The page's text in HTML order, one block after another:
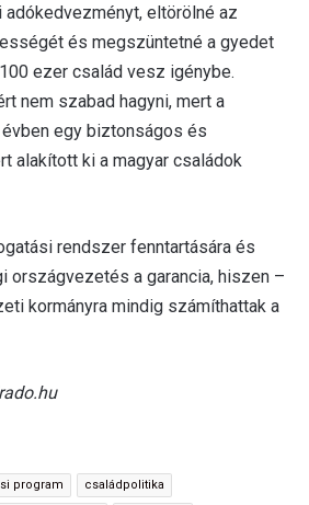
eltörölné az
és megszüntetné a gyedet
ezer család vesz igénybe.
nem szabad hagyni, mert a
egy biztonságos és
alakított ki a magyar családok
rendszer fenntartására és
országvezetés a garancia, hiszen –
kormányra mindig számíthattak a
program családpolitika